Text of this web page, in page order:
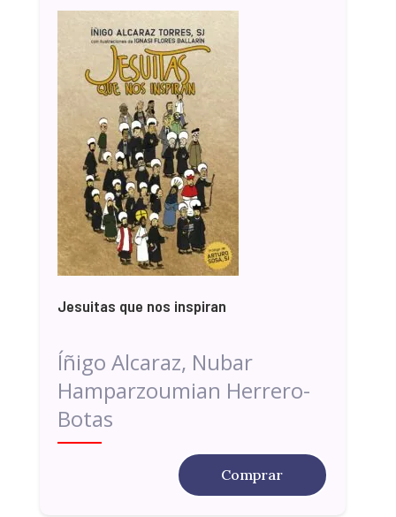
Jesuitas que nos inspiran
Íñigo Alcaraz, Nubar
Hamparzoumian Herrero-
Botas
Comprar